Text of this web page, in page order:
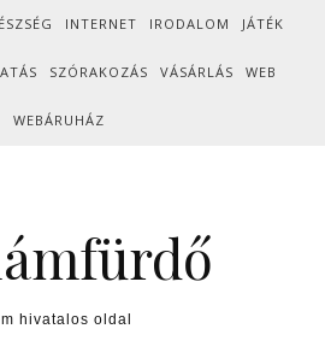
INTERNET IRODALOM JÁTÉK
SZÓRAKOZÁS VÁSÁRLÁS WEB
WEBÁRUHÁZ
hivatalos oldal